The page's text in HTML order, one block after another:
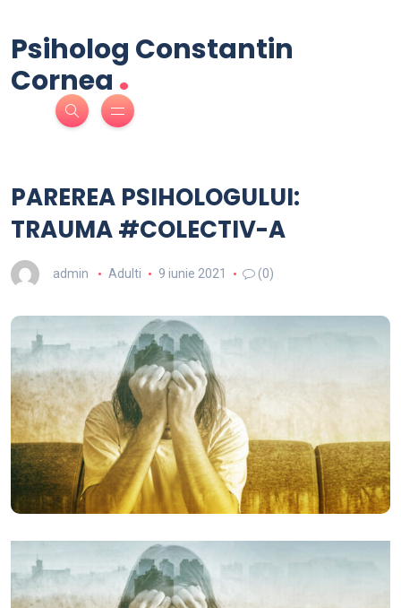
Psiholog Constantin
Cornea.
PAREREA PSIHOLOGULUI:
TRAUMA #COLECTIV-A
admin Adulti 9 iunie 2021 (0)